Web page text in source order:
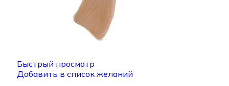
Быстрый просмотр
Добавить в список желаний